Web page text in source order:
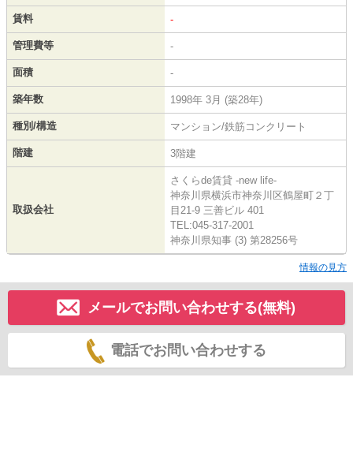
賃料 -
管理費等 -
面積 -
築年数 1998年 3月 (築28年)
種別/構造 マンション/鉄筋コンクリート
階建 3階建
取扱会社
さくらde賃貸 -new life-
神奈川県横浜市神奈川区鶴屋町２丁
目21-9 三善ビル 401
TEL:045-317-2001
神奈川県知事 (3) 第28256号
情報の見方
メールでお問い合わせする(無料)
電話でお問い合わせする